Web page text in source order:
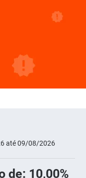
até 09/08/2026
de: 10,00%